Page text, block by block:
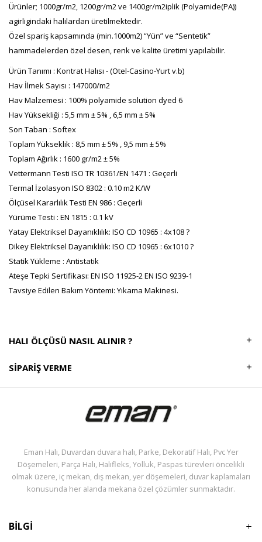
Ürünler; 1000gr/m2, 1200gr/m2 ve 1400gr/m2iplik (Polyamide(PA))
agirligindaki halılardan üretilmektedir.
Özel spariş kapsamında (min.1000m2) “Yün” ve “Sentetik”
hammadelerden özel desen, renk ve kalite üretimi yapılabilir.
Ürün Tanımı : Kontrat Halısı - (Otel-Casino-Yurt v.b)
Hav İlmek Sayısı : 147000/m2
Hav Malzemesi : 100% polyamide solution dyed 6
Hav Yüksekliği : 5,5 mm ± 5% , 6,5 mm ± 5%
Son Taban : Softex
Toplam Yükseklik : 8,5 mm ± 5% , 9,5 mm ± 5%
Toplam Ağırlık : 1600 gr/m2 ± 5%
Vettermann Testi ISO TR 10361/EN 1471 : Geçerli
Termal İzolasyon ISO 8302 : 0.10 m2 K/W
Ölçüsel Kararlılık Testi EN 986 : Geçerli
Yürüme Testi : EN 1815 : 0.1 kV
Yatay Elektriksel Dayanıklılık: ISO CD 10965 : 4x108 ?
Dikey Elektriksel Dayanıklılık: ISO CD 10965 : 6x1010 ?
Statik Yükleme : Antistatik
Ateşe Tepki Sertifikası: EN ISO 11925-2 EN ISO 9239-1
Tavsiye Edilen Bakım Yöntemi: Yıkama Makinesi.
HALI ÖLÇÜSÜ NASIL ALINIR ?
SIPARIŞ VERME
Eman Halı, Duvardan duvara halı, Parke, Dekoratif Halı, Pvc Yer
Döşemeleri, Parça Halı, Halıfleks, Yolluk, Paspas türevleri öncelikli
olmak üzere, iç mekan, dış mekan, yer döşemeleri, duvar kaplamaları
konusunda her alanda mekana özel çözümler sunmaktadır.
BİLGİ